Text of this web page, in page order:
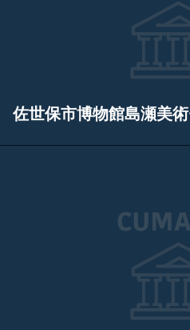
佐世保市博物館島瀬美